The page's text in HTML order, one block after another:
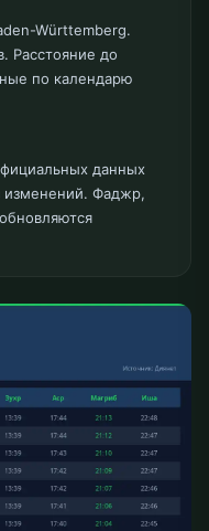
Württemberg.
Расстояние до
по календарю
данных
изменений. Фаджр,